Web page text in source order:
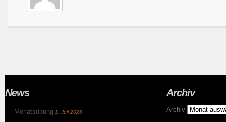
News
Monatsübung 1. Juli 2026
Archiv
Archiv